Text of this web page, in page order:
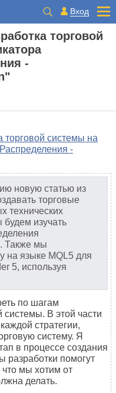
Вход
торговой
-
торговой системы на
-
новую статью из
торговые
технических
будем изучать
Также мы
на языке MQL5 для
5, используя
по шагам
системы. В этой части
стратегии,
систему. Я
в процессе создания
разработки помогут
что мы хотим от
делать.